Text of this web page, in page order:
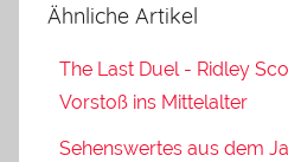
Ähnliche Artikel
The Last Duel - Ridley
Vorstoß ins Mittelalter
Sehenswertes aus dem